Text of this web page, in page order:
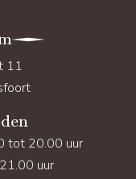
11
tot 20.00 uur
uur